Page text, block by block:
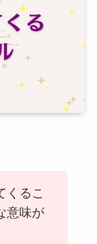
くるこ
意味が